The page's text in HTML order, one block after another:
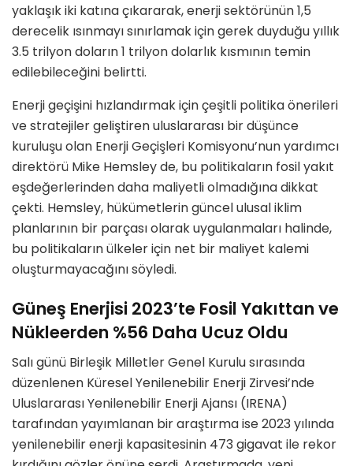
yaklaşık iki katına çıkararak, enerji sektörünün 1,5
derecelik ısınmayı sınırlamak için gerek duyduğu yıllık
3.5 trilyon doların 1 trilyon dolarlık kısmının temin
edilebileceğini belirtti.
Enerji geçişini hızlandırmak için çeşitli politika önerileri
ve stratejiler geliştiren uluslararası bir düşünce
kuruluşu olan Enerji Geçişleri Komisyonu’nun yardımcı
direktörü Mike Hemsley de, bu politikaların fosil yakıt
eşdeğerlerinden daha maliyetli olmadığına dikkat
çekti. Hemsley, hükümetlerin güncel ulusal iklim
planlarının bir parçası olarak uygulanmaları halinde,
bu politikaların ülkeler için net bir maliyet kalemi
oluşturmayacağını söyledi.
Güneş Enerjisi 2023’te Fosil Yakıttan ve
Nükleerden %56 Daha Ucuz Oldu
Salı günü Birleşik Milletler Genel Kurulu sırasında
düzenlenen Küresel Yenilenebilir Enerji Zirvesi’nde
Uluslararası Yenilenebilir Enerji Ajansı (IRENA)
tarafından yayımlanan bir araştırma ise 2023 yılında
yenilenebilir enerji kapasitesinin 473 gigavat ile rekor